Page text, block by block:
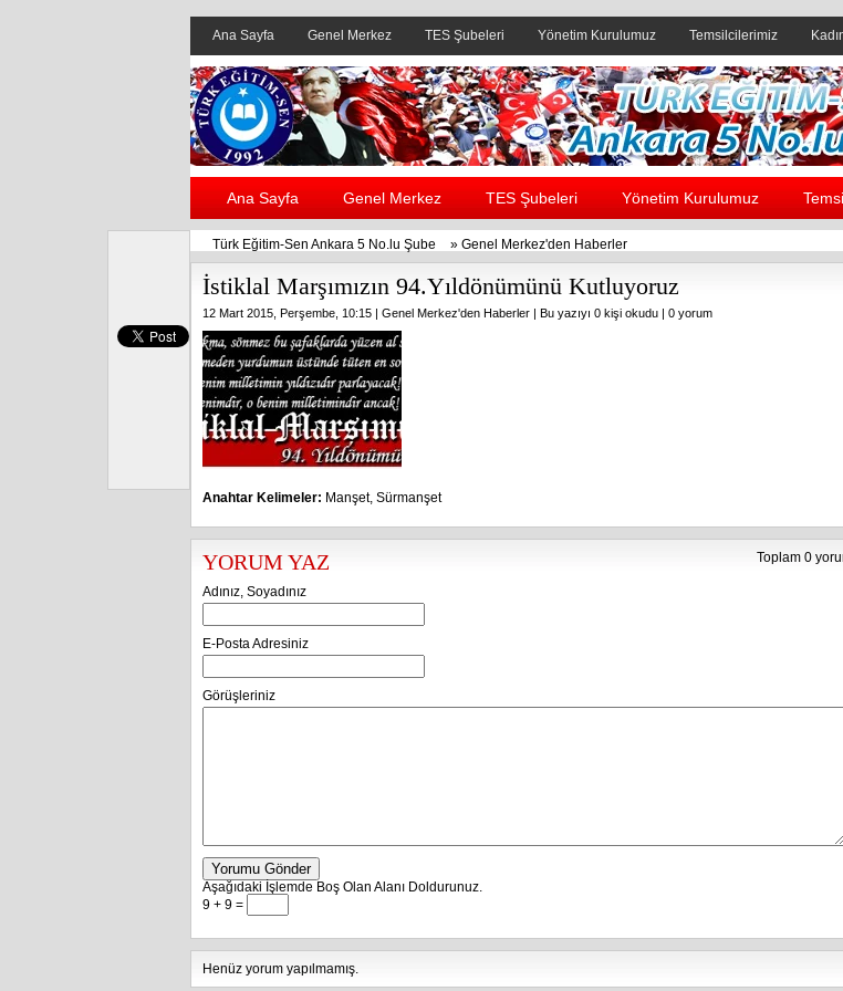
Ana Sayfa Genel Merkez TES Şubeleri Yönetim Kurulumuz Temsilcilerimiz
Header yanı reklam alanı
Ana Sayfa Genel Merkez TES Şubeleri Yönetim Kurulumuz
Türk Eğitim-Sen Ankara 5 No.lu Şube » Genel Merkez'den Haberler
İstiklal Marşımızın 94.Yıldönümünü Kutluyoruz
12 Mart 2015, Perşembe, 10:15 | Genel Merkez'den Haberler | Bu yazıyı 0 kişi okudu | 0 yorum
Anahtar Kelimeler: Manşet, Sürmanşet
Toplam 0
YORUM YAZ
Adınız, Soyadınız
E-Posta Adresiniz
Görüşleriniz
Yorumu Gönder
Aşağıdaki İşlemde Boş Olan Alanı Doldurunuz.
9 + 9 =
Henüz yorum yapılmamış.